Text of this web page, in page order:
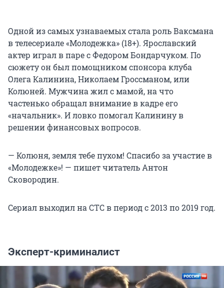
Одной из самых узнаваемых стала роль Ваксмана
в телесериале «Молодежка» (18+). Ярославский
актер играл в паре с Федором Бондарчуком. По
сюжету он был помощником спонсора клуба
Олега Калинина, Николаем Гроссманом, или
Колюней. Мужчина жил с мамой, на что
частенько обращал внимание в кадре его
«начальник». И ловко помогал Калинину в
решении финансовых вопросов.
— Колюня, земля тебе пухом! Спасибо за участие в
«Молодежке»! — пишет читатель Антон
Сковородин.
Сериал выходил на СТС в период с 2013 по 2019 год.
Эксперт-криминалист